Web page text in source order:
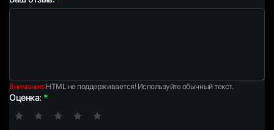
Внимание:HTML не поддерживается! Используйте обычный текст.
Оценка: